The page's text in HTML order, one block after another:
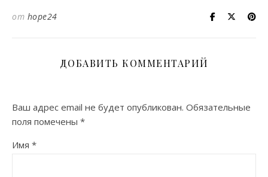
от hope24
ДОБАВИТЬ КОММЕНТАРИЙ
Ваш адрес email не будет опубликован. Обязательные
поля помечены *
Имя *